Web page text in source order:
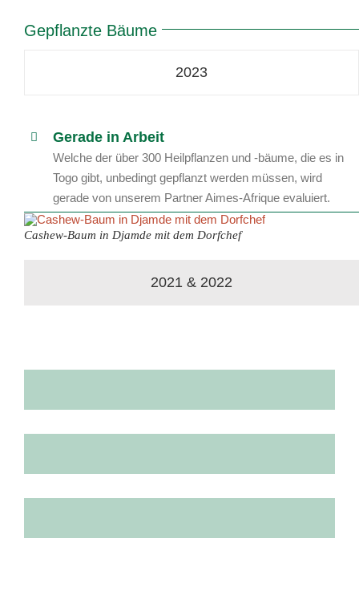
Gepflanzte Bäume
2023
Gerade in Arbeit
Welche der über 300 Heilpflanzen und -bäume, die es in
Togo gibt, unbedingt gepflanzt werden müssen, wird
gerade von unserem Partner Aimes-Afrique evaluiert.
Cashew-Baum in Djamde mit dem Dorfchef
2021 & 2022